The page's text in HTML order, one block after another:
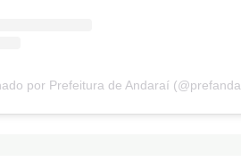
por Prefeitura de Andaraí